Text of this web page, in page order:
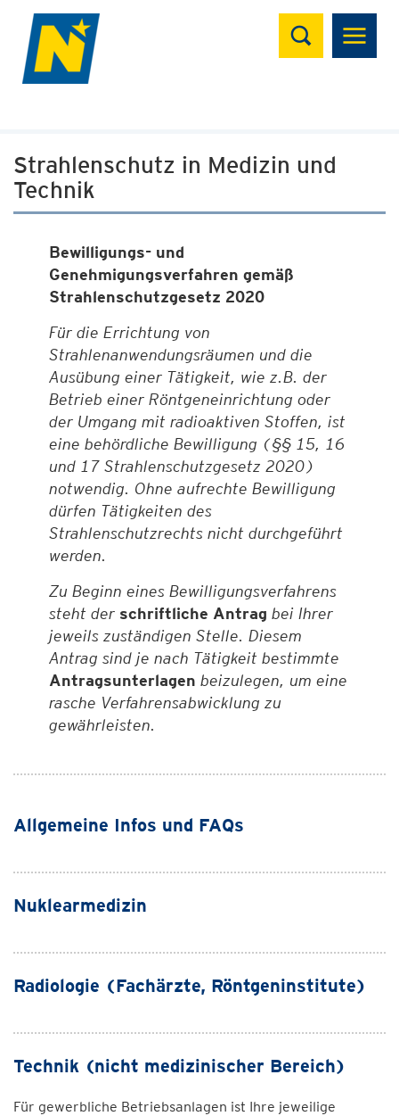
Suchen
Strahlenschutz in Medizin und
Technik
Bewilligungs- und
Genehmigungsverfahren gemäß
Strahlenschutzgesetz 2020
Für die Errichtung von
Strahlenanwendungsräumen und die
Ausübung einer Tätigkeit, wie z.B. der
Betrieb einer Röntgeneinrichtung oder
der Umgang mit radioaktiven Stoffen, ist
eine behördliche Bewilligung (§§ 15, 16
und 17 Strahlenschutzgesetz 2020)
notwendig. Ohne aufrechte Bewilligung
dürfen Tätigkeiten des
Strahlenschutzrechts nicht durchgeführt
werden.
Zu Beginn eines Bewilligungsverfahrens
steht der schriftliche Antrag bei Ihrer
jeweils zuständigen Stelle. Diesem
Antrag sind je nach Tätigkeit bestimmte
Antragsunterlagen beizulegen, um eine
rasche Verfahrensabwicklung zu
gewährleisten.
Allgemeine Infos und FAQs
Nuklearmedizin
Radiologie (Fachärzte, Röntgeninstitute)
Technik (nicht medizinischer Bereich)
Für gewerbliche Betriebsanlagen ist Ihre jeweilige